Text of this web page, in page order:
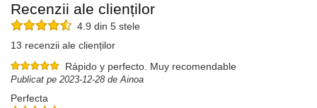
Recenzii ale clienților
4.9 din 5 stele
13 recenzii ale clienților
Rápido y perfecto. Muy recomendable
Publicat pe 2023-12-28 de Ainoa
Perfecta